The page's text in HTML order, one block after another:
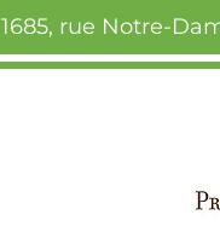
1685, rue Notre-